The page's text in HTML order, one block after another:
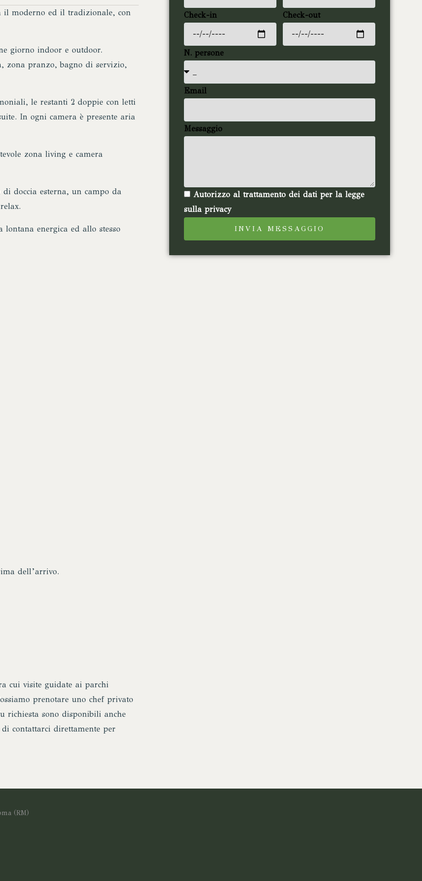
moderno ed il tradizionale, con
giorno indoor e outdoor.
zona pranzo, bagno di servizio,
le restanti 2 doppie con letti
In ogni camera è presente aria
zona living e camera
doccia esterna, un campo da
energica ed allo stesso
dell’arrivo.
cui visite guidate ai parchi
prenotare uno chef privato
richiesta sono disponibili anche
contattarci direttamente per
Check-in Check-out
N. persone
Email
Messaggio
Autorizzo al trattamento dei dati per la legge
sulla privacy
INVIA MESSAGGIO
(RM)